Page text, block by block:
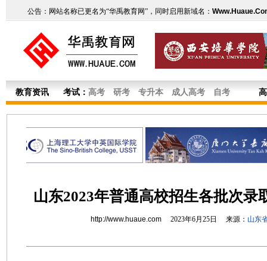
公告：网站名称已更名为“华禹教育网”，同时启用新域名：
教育资讯 考试： 高考 研考 专升本 成人高考 自考
山东2023年普通高校招生各批次录
http://www.huaue.com2023年6月25日 来源： 山东